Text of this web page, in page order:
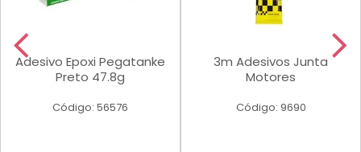
Adesivo Epoxi Pegatanke
Preto 47.8g
Código: 56576
3m Adesivos Junta
Motores
Código: 9690